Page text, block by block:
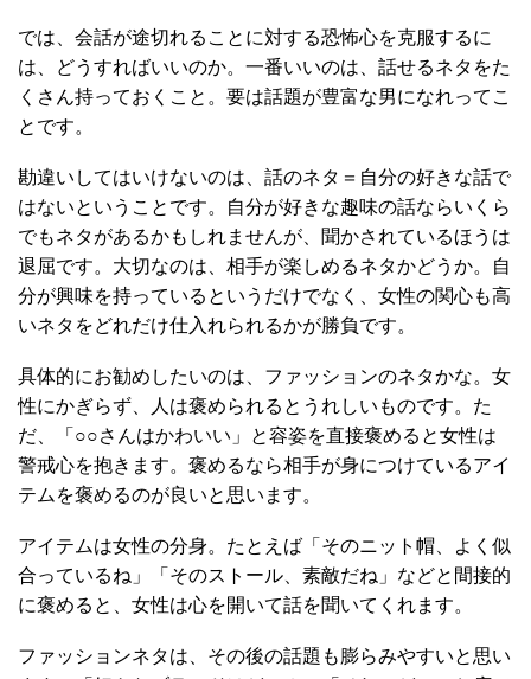
では、会話が途切れることに対する恐怖心を克服するに
は、どうすればいいのか。一番いいのは、話せるネタをた
くさん持っておくこと。要は話題が豊富な男になれってこ
とです。
勘違いしてはいけないのは、話のネタ＝自分の好きな話で
はないということです。自分が好きな趣味の話ならいくら
でもネタがあるかもしれませんが、聞かされているほうは
退屈です。大切なのは、相手が楽しめるネタかどうか。自
分が興味を持っているというだけでなく、女性の関心も高
いネタをどれだけ仕入れられるかが勝負です。
具体的にお勧めしたいのは、ファッションのネタかな。女
性にかぎらず、人は褒められるとうれしいものです。た
だ、「○○さんはかわいい」と容姿を直接褒めると女性は
警戒心を抱きます。褒めるなら相手が身につけているアイ
テムを褒めるのが良いと思います。
アイテムは女性の分身。たとえば「そのニット帽、よく似
合っているね」「そのストール、素敵だね」などと間接的
に褒めると、女性は心を開いて話を聞いてくれます。
ファッションネタは、その後の話題も膨らみやすいと思い